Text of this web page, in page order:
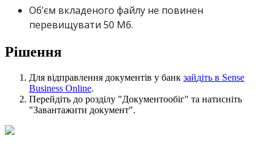
Об’єм вкладеного файлу не повинен
перевищувати 50 Мб.
Рішення
Для відправлення документів у банк зайдіть в Sense
Business Online.
Перейдіть до розділу "Документообіг" та натисніть
"Завантажити документ".